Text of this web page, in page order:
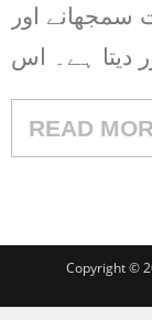
اور
دیتا ہے۔ اس
READ
Copyright ©